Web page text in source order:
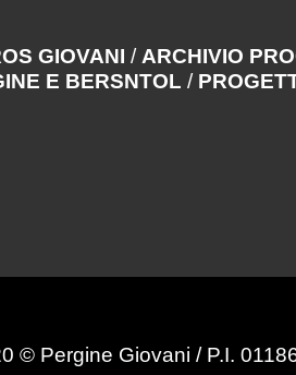
GIOVANI / ARCHIVIO
E BERSNTOL /
© Pergine Giovani / P.I.